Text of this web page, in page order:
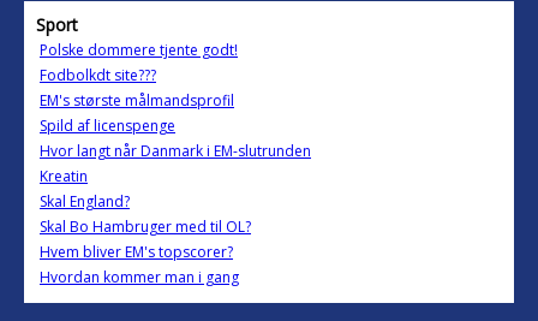
Sport
Polske dommere tjente godt!
Fodbolkdt site???
EM's største målmandsprofil
Spild af licenspenge
Hvor langt når Danmark i EM-slutrunden
Kreatin
Skal England?
Skal Bo Hambruger med til OL?
Hvem bliver EM's topscorer?
Hvordan kommer man i gang